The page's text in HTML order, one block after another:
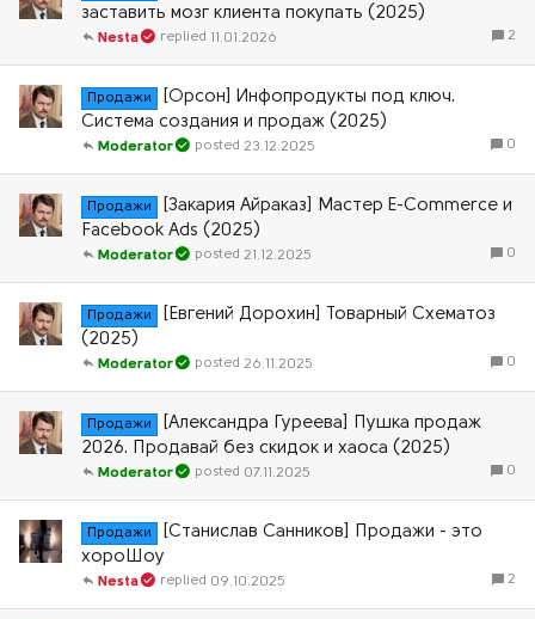
заставить мозг клиента покупать (2025)
2
11.01.2026
Nesta
Продажи
[Орсон] Инфопродукты под ключ.
Система создания и продаж (2025)
0
23.12.2025
Moderator
Продажи
[Закария Айраказ] Мастер E-Commerce и
Facebook Ads (2025)
0
21.12.2025
Moderator
Продажи
[Евгений Дорохин] Товарный Схематоз
(2025)
0
26.11.2025
Moderator
Продажи
[Александра Гуреева] Пушка продаж
2026. Продавай без скидок и хаоса (2025)
0
07.11.2025
Moderator
Продажи
[Станислав Санников] Продажи - это
хороШоу
2
09.10.2025
Nesta